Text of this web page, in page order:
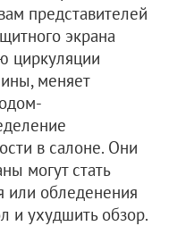
представителей
экрана
циркуляции
меняет
в салоне. Они
могут стать
или обледенения
и ухудшить обзор.